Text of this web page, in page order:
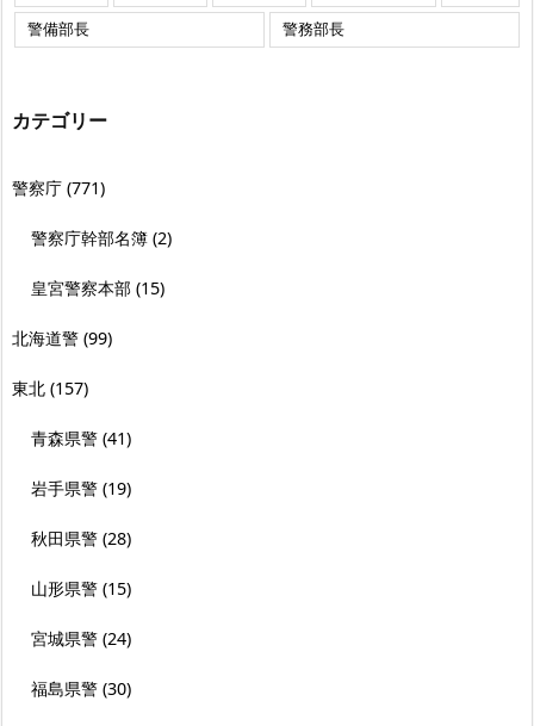
警備部長
警務部長
カテゴリー
警察庁 (771)
警察庁幹部名簿 (2)
皇宮警察本部 (15)
北海道警 (99)
東北 (157)
青森県警 (41)
岩手県警 (19)
秋田県警 (28)
山形県警 (15)
宮城県警 (24)
福島県警 (30)